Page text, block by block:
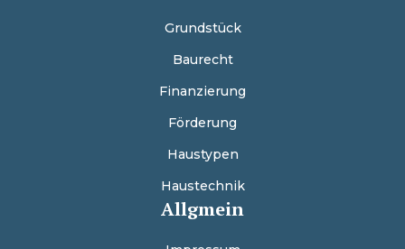
Grundstück
Baurecht
Finanzierung
Förderung
Haustypen
Haustechnik
Allgmein